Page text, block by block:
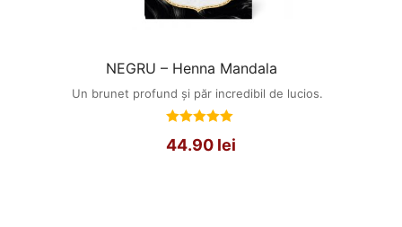
NEGRU – Henna Mandala
Un brunet profund și păr incredibil de lucios.
la
44.90 lei